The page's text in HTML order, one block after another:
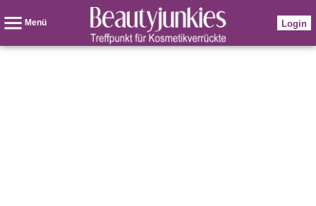
Menü Login